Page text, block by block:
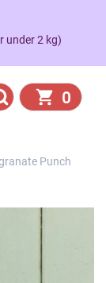
under 2 kg)
0
Punch